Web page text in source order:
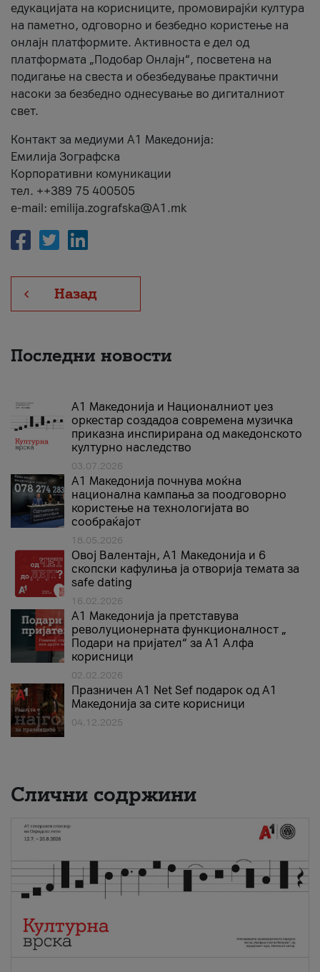
едукацијата на корисниците, промовирајќи култура
на паметно, одговорно и безбедно користење на
онлајн платформите. Активноста е дел од
платформата „Подобар Онлајн“, посветена на
подигање на свеста и обезбедување практични
насоки за безбедно однесување во дигиталниот
свет.
Контакт за медиуми А1 Македонија:
Емилија Зографска
Корпоративни комуникации
тел. ++389 75 400505
e-mail: emilija.zografska@A1.mk
Назад
Последни новости
А1 Македонија и Националниот џез
оркестар создадоа современа музичка
приказна инспирирана од македонското
културно наследство
03.07.2026
A1 Македонија почнува моќна
национална кампања за поодговорно
користење на технологијата во
сообраќајот
18.05.2026
Овој Валентајн, A1 Македонија и 6
скопски кафулиња ја отворија темата за
safe dating
16.02.2026
А1 Македонија ја претставува
револуционерната функционалност „
Подари на пријател“ за А1 Алфа
корисници
02.02.2026
Празничен A1 Net Sеf подарок од А1
Македонија за сите корисници
04.12.2025
Слични содржини